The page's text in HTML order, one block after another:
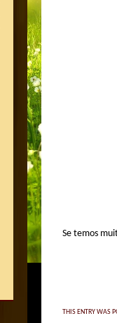
Se temos
THIS ENTRY WAS